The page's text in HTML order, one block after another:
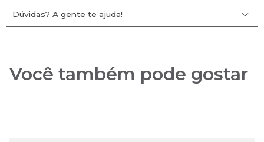
Clique aquie faça a simulação do valor do frete e prazo
de entrega para seu pedido. Lembrando que acima de R$
Dúvidas? A gente te ajuda!
Não encontrou a resposta para sua dúvida?Clique aqui
Você também pode gostar